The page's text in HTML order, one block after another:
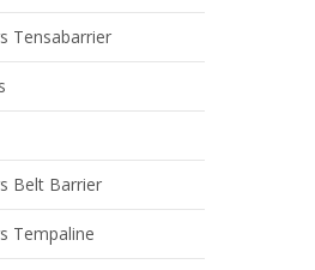
Tensabarrier
Belt Barrier
Tempaline